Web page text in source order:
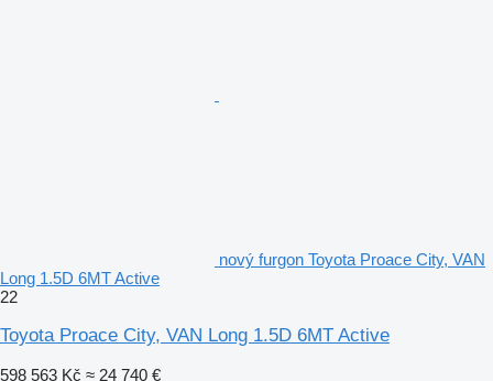
nový furgon Toyota Proace City, VAN
Long 1.5D 6MT Active
22
Toyota Proace City, VAN Long 1.5D 6MT Active
598 563 Kč ≈ 24 740 €